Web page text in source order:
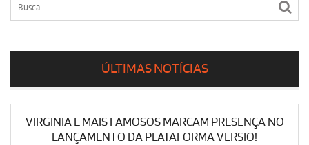
ÚLTIMAS NOTÍCIAS
VIRGINIA E MAIS FAMOSOS MARCAM PRESENÇA NO
LANÇAMENTO DA PLATAFORMA VERSIO!